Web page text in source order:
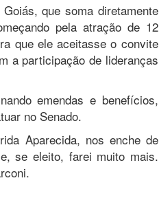
que soma diretamente
pela atração de 12
que ele aceitasse o convite
a participação de lideranças
emendas e benefícios,
no Senado.
Aparecida, nos enche de
se eleito, farei muito mais.